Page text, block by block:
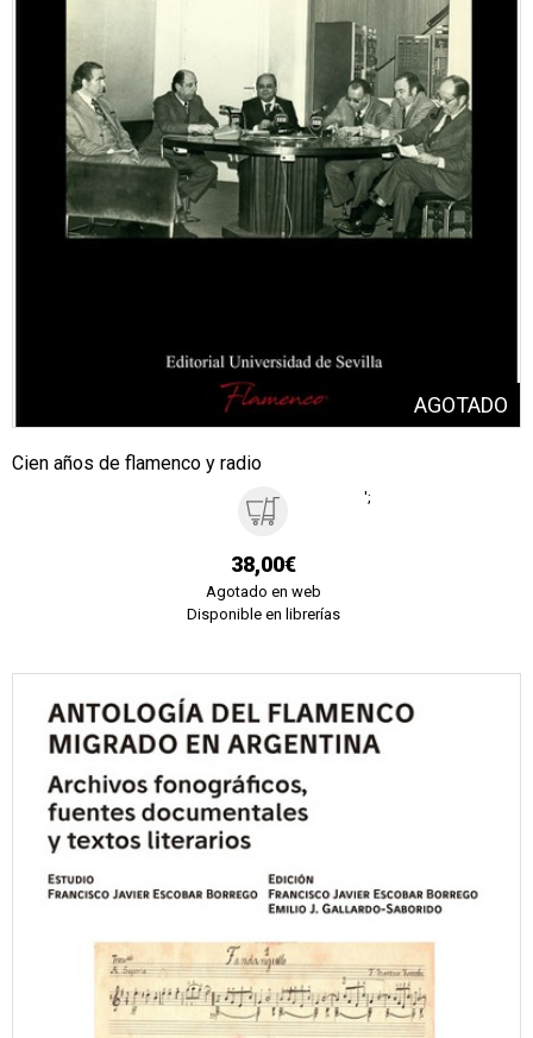
Cien años de flamenco y radio
38,00€
Agotado en web
Disponible en librerías
';